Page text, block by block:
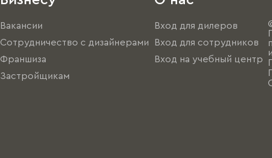
Вакансии
Сотрудничество с дизайнерами
Франшиза
Застройщикам
Вход для дилеров
Вход для сотрудников
Вход на учебный центр